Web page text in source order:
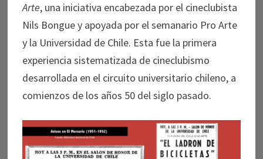
Arte, una iniciativa encabezada por el cineclubista
Nils Bongue y apoyada por el semanario Pro Arte
y la Universidad de Chile. Esta fue la primera
experiencia sistematizada de cineclubismo
desarrollada en el circuito universitario chileno, a
comienzos de los años 50 del siglo pasado.